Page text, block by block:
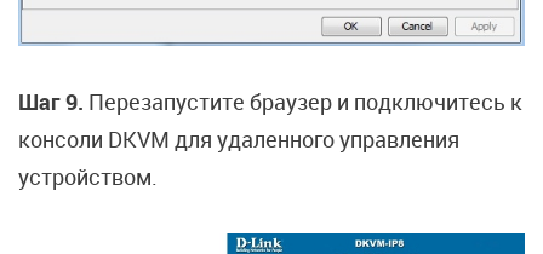
Шаг 9. Перезапустите браузер и подключитесь к
консоли DKVM для удаленного управления
устройством.